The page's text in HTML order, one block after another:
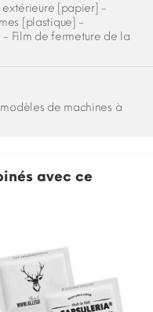
extérieure [papier] -
[plastique] -
Film de fermeture de la
de machines à
avec ce